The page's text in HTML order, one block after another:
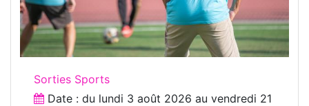
Sorties Sports
Date : du lundi 3 août 2026 au vendredi 21